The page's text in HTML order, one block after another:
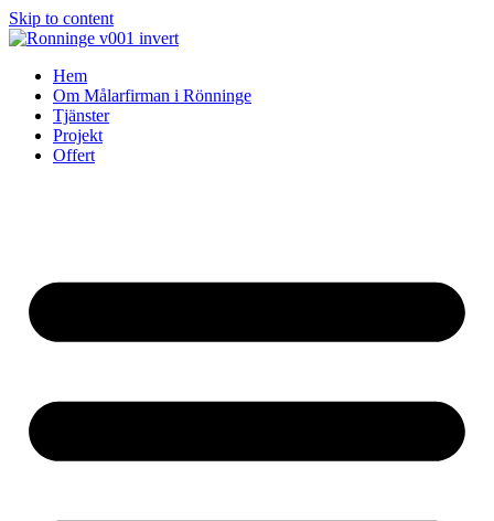
Skip to content
Hem
Om Målarfirman i Rönninge
Tjänster
Projekt
Offert